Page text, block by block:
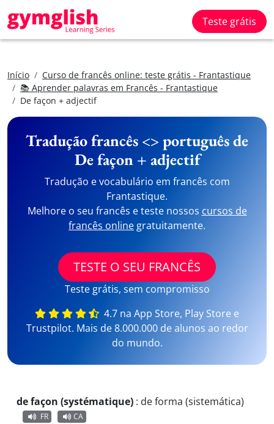
Teste grátis
Início
Curso de francês online: teste grátis - Frantastique
📚 Aprender palavras em Francês - Frantastique
De façon + adjectif
Tradução francês <> português de
De façon + adjectif
Tradução e vocabulário em francês com
Frantastique.
Melhore o seu francês e teste nossos cursos de
francês online gratuitamente.
TESTE O SEU FRANCÊS
Teste grátis, sem compromisso
4.7 na App Store, Play Store e
Trustpilot. Mais de 8.000.000 de alunos ao redor
do mundo.
de façon (systématique) : de forma (sistemática)
FR CA